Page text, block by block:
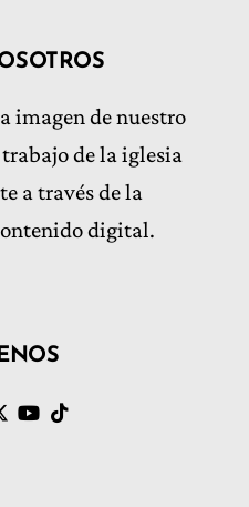
imagen de nuestro
de la iglesia
a través de la
digital.